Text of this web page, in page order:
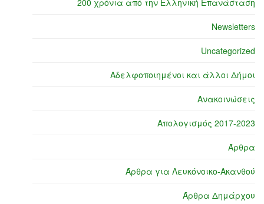
200 χρόνια από την Ελληνική Επανάσταση
Newsletters
Uncategorized
Αδελφοποιημένοι και άλλοι Δήμοι
Ανακοινώσεις
Απολογισμός 2017-2023
Άρθρα
Άρθρα για Λευκόνοικο-Ακανθού
Άρθρα Δημάρχου